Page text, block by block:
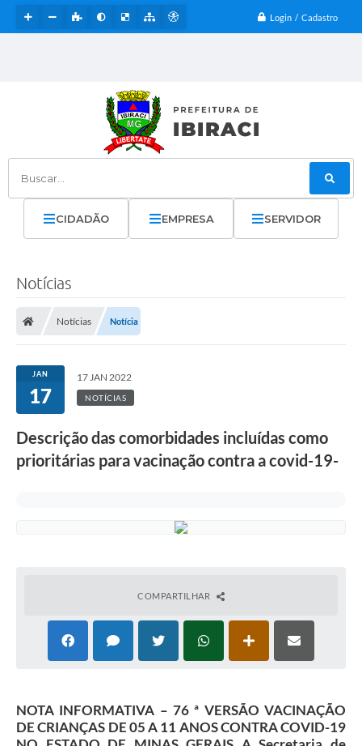
Login / Cadastro
Buscar...
CIDADÃO EMPRESA SERVIDOR
Notícias
Notícias Notícia
JAN
17
17 JAN 2022
NOTÍCIAS
Descrição das comorbidades incluídas como
prioritárias para vacinação contra a covid-19-
COMPARTILHAR
NOTA INFORMATIVA – 76 ª VERSÃO VACINAÇÃO
DE CRIANÇAS DE 05 A 11 ANOS CONTRA COVID-19